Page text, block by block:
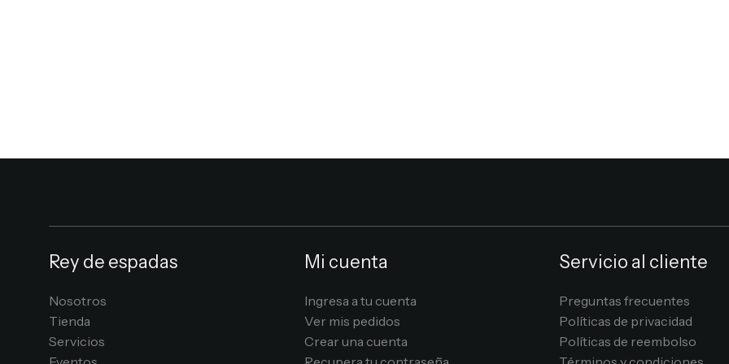
Rey de espadas
Nosotros
Tienda
Servicios
Mi cuenta
Ingresa a tu cuenta
Ver mis pedidos
Crear una cuenta
Servicio al cliente
Preguntas frecuentes
Políticas de privacidad
Políticas de reembolso